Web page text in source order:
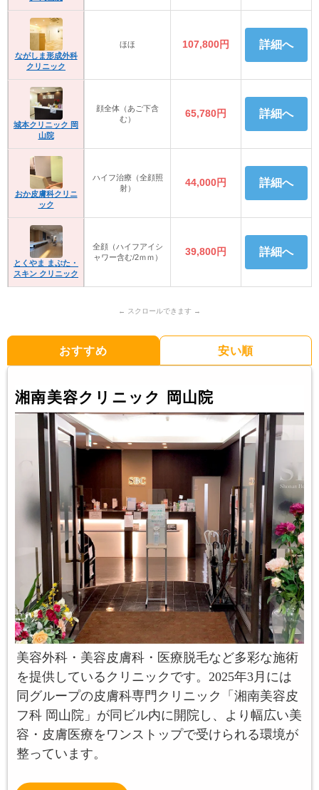
ながしま形成外科
クリニック
ほほ 107,800円 詳細へ
城本クリニック 岡
山院
顔全体（あご下含
む）
65,780円 詳細へ
おか皮膚科クリニ
ック
ハイフ治療（全顔照
射）
44,000円 詳細へ
とくやま まぶた・
スキン クリニック
全顔（ハイフアイシ
ャワー含む/2ｍｍ）
39,800円 詳細へ
おすすめ 安い順
湘南美容クリニック 岡山院
美容外科・美容皮膚科・医療脱毛など多彩な施術
を提供しているクリニックです。2025年3月には
同グループの皮膚科専門クリニック「湘南美容皮
フ科 岡山院」が同ビル内に開院し、より幅広い美
容・皮膚医療をワンストップで受けられる環境が
整っています。